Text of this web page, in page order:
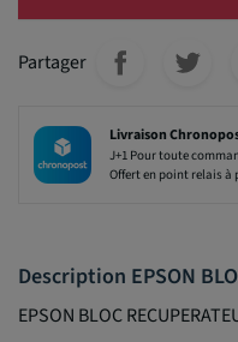
Partager
Livraison
J+1 Pour toute
Offert en point relais à
Description EPSON
EPSON BLOC